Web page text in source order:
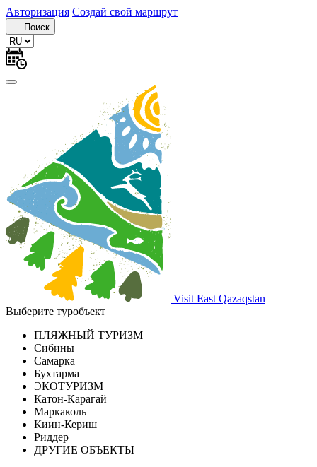
Авторизация Создай свой маршрут
Поиск
Visit East Qazaqstan
Выберите туробъект
ПЛЯЖНЫЙ ТУРИЗМ
Сибины
Самарка
Бухтарма
ЭКОТУРИЗМ
Катон-Карагай
Маркаколь
Киин-Кериш
Риддер
ДРУГИЕ ОБЪЕКТЫ